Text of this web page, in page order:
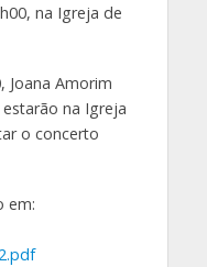
na Igreja de
Joana Amorim
na Igreja
o concerto
em: